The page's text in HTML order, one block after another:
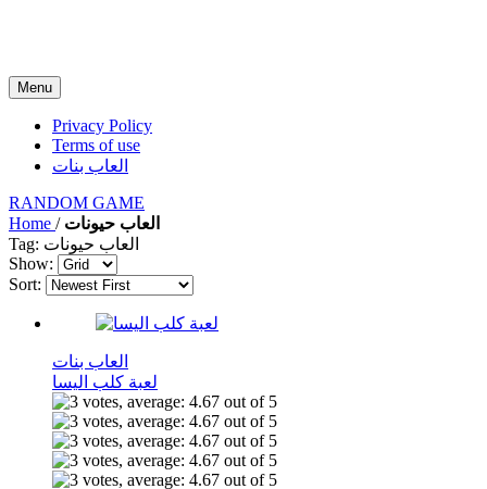
Menu
Privacy Policy
Terms of use
العاب بنات
RANDOM GAME
Home / العاب حيونات
Tag: العاب حيونات
Show:
Sort:
العاب بنات
لعبة كلب اليسا